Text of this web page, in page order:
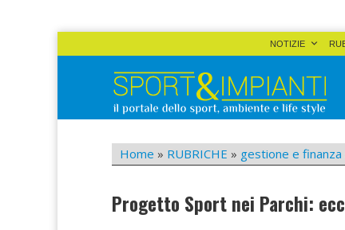
NOTIZIE
Sport&Impianti
Home » RUBRICHE » gestione e finanza
Progetto Sport nei Parchi: